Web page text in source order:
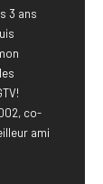
3 ans
co-
ami